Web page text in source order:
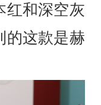
红和深空灰
的这款是赫